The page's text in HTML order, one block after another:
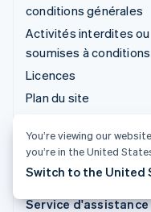
conditions générales
Activités interdites ou
soumises à conditions
Licences
Plan du site
Mentions légales
Plus de ressources
Service d'assistance
You’re viewing our
you’re in the United
Switch to the United